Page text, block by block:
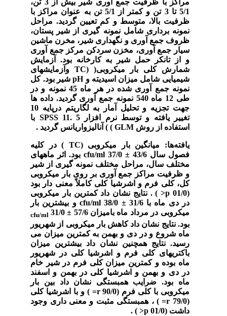
مراکز با ظرفیت جمع آوری شیر بیش از 3 تن،
5/1 تا 3 تن و کمتر از 5/1 تن به عنوان مراکز با
ظرفیت بالا، متوسط و کم تعیین گردید. مراحل
نمونه برداری شامل نمونه گیری از شیر پستان،
ظروف جمع آوری و نگهداری شیر، مخرن ماشین
سیار جمع آوری، مخزن سردکن مرکز جمع آوری
و از تانکر حمل شیر به کارخانه بود. آزمایش
شمارش کلی بار میکروبی((TC
وآزمایشهای
شیمیایی شامل میزان اسیدیته وpH شیر بود. کل
نمونه جمع آوری شده در هر ماه 45 نمونه و در
طی 12 ماه 540 نمونه جمع آوری گردید. داده ها
جهت تجزیه و تحلیل آمار به لگاریتم درپایه 10
تغییر یافته و توسط نرم افزار SPSS 11. 5 با
استفاده از روش GLM ) ) آنالیزواریانس گردید.
یافته‌ها:میانگین بار میکروبی(TC
) در کلیه
فصول سال
cfu/ml37/0 ±
43/6 بود. اثر ماههای
مختلف سال، مراحل مختلف نمونه گیری از شیر
و ظرفیت مراکز جمع آوری بر روی بار میکروبی
کل، کلی فرم و اشرشیا کلی کاملاً معنی دار بود
p<
) . نتایج نشان داد کمترین بار میکروبی
در دی ماه با
cfu/ml38/0 ±
31/6 و بیشترین بار
میکروبی در مرداد ماه بامیزان
cfu/ml31/0 ±57/6
بود. نتایج نشان داد کاهش بار میکروبی از شهریور
ماه شروع و در دی و بهمن به کمترین میزان می
رسید. نتایج همچنین نشان داد بیشترین میزان
باکتریهای کلی فرم و اشرشیا کلی در شهریور
ماه بوده و کمترین میزان کلی فرم در شیر خام
در دی و بهمن و اشرشیا کلی در بهمن و اسفند
ماه بود. ضرایب همبستگی نشان داد بین بار
میکروبی با کلی فرم (90/0
r=
) و با اشرشیا کلی
r=
) ، همبستگی مثبت و معنی داری وجود
داشت (01/0
p<
)
.